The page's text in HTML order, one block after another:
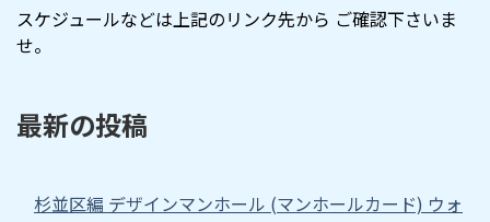
スケジュールなどは上記のリンク先から ご確認下さいま
せ。
最新の投稿
杉並区編 デザインマンホール (マンホールカード) ウォ